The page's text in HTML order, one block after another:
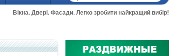
Вікна. Двері. Фасади. Легко зробити найкращий вибір!